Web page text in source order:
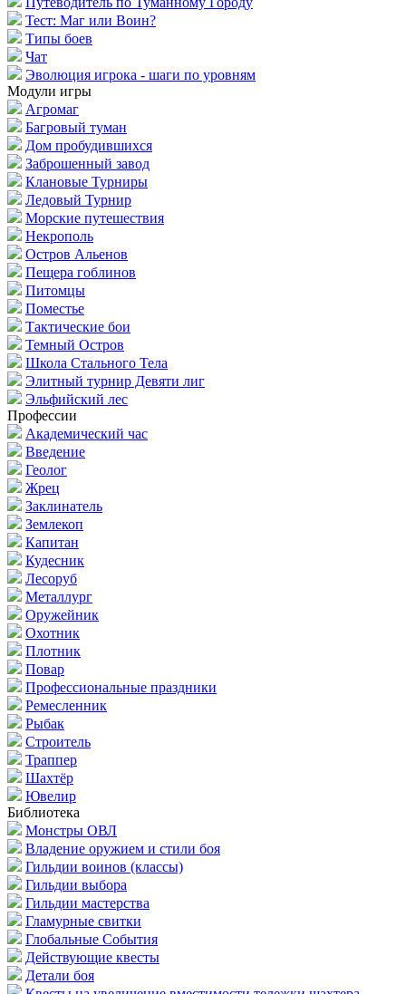
Тест: Маг или Воин?
Типы боев
Чат
Эволюция игрока - шаги по уровням
Модули игры
Агромаг
Багровый туман
Дом пробудившихся
Заброшенный завод
Клановые Турниры
Ледовый Турнир
Морские путешествия
Некрополь
Остров Альенов
Пещера гоблинов
Питомцы
Поместье
Тактические бои
Темный Остров
Школа Стального Тела
Элитный турнир Девяти лиг
Эльфийский лес
Профессии
Академический час
Введение
Геолог
Жрец
Заклинатель
Землекоп
Капитан
Кудесник
Лесоруб
Металлург
Оружейник
Охотник
Плотник
Повар
Профессиональные праздники
Ремесленник
Рыбак
Строитель
Траппер
Шахтёр
Ювелир
Библиотека
Монстры ОВЛ
Владение оружием и стили боя
Гильдии воинов (классы)
Гильдии выбора
Гильдии мастерства
Гламурные свитки
Глобальные События
Действующие квесты
Детали боя